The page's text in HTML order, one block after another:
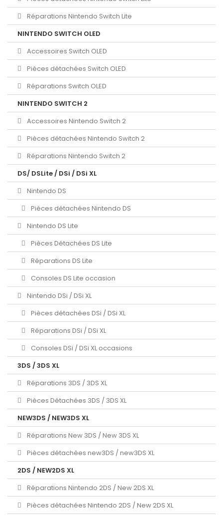
Réparations Nintendo Switch Lite
NINTENDO SWITCH OLED
Accessoires Switch OLED
Pièces détachées Switch OLED
Réparations Switch OLED
NINTENDO SWITCH 2
Accessoires Nintendo Switch 2
Pièces détachées Nintendo Switch 2
Réparations Nintendo Switch 2
DS/ DSLite / DSi / DSi XL
Nintendo DS
Pièces détachées Nintendo DS
Nintendo DS Lite
Pièces Détachées DS Lite
Réparations DS Lite
Consoles DS Lite occasion
Nintendo DSi / DSi XL
Pièces détachées DSi / DSi XL
Réparations DSi / DSi XL
Consoles DSi / DSi XL occasions
3DS / 3DS XL
Réparations 3DS / 3DS XL
Pièces Détachées 3DS / 3DS XL
NEW3DS / NEW3DS XL
Réparations New 3DS / New 3DS XL
Pièces détachées new3DS / new3DS XL
2DS / NEW2DS XL
Réparations Nintendo 2DS / New 2DS XL
Pièces détachées Nintendo 2DS / New 2DS XL